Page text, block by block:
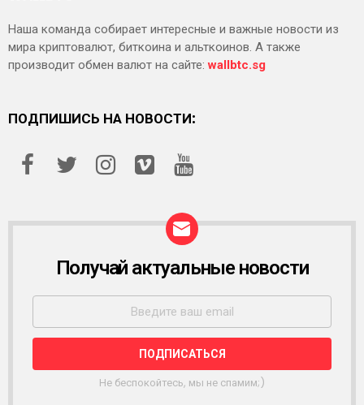
Наша команда собирает интересные и важные новости из
мира криптовалют, биткоина и альткоинов. А также
производит обмен валют на сайте:wallbtc.sg
ПОДПИШИСЬ НА НОВОСТИ:
С
Ы
Л
К
Получай актуальные новости
Не беспокойтесь, мы не спамим;)